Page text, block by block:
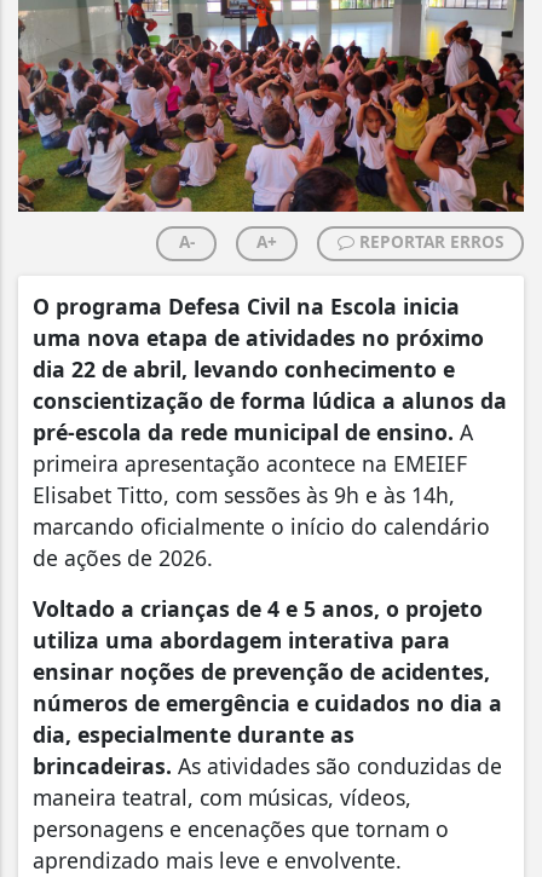
A- A+ REPORTAR ERROS
O programa Defesa Civil na Escola inicia
uma nova etapa de atividades no próximo
dia 22 de abril, levando conhecimento e
conscientização de forma lúdica a alunos da
pré-escola da rede municipal de ensino. A
primeira apresentação acontece na EMEIEF
Elisabet Titto, com sessões às 9h e às 14h,
marcando oficialmente o início do calendário
de ações de 2026.
Voltado a crianças de 4 e 5 anos, o projeto
utiliza uma abordagem interativa para
ensinar noções de prevenção de acidentes,
números de emergência e cuidados no dia a
dia, especialmente durante as
brincadeiras. As atividades são conduzidas de
maneira teatral, com músicas, vídeos,
personagens e encenações que tornam o
aprendizado mais leve e envolvente.